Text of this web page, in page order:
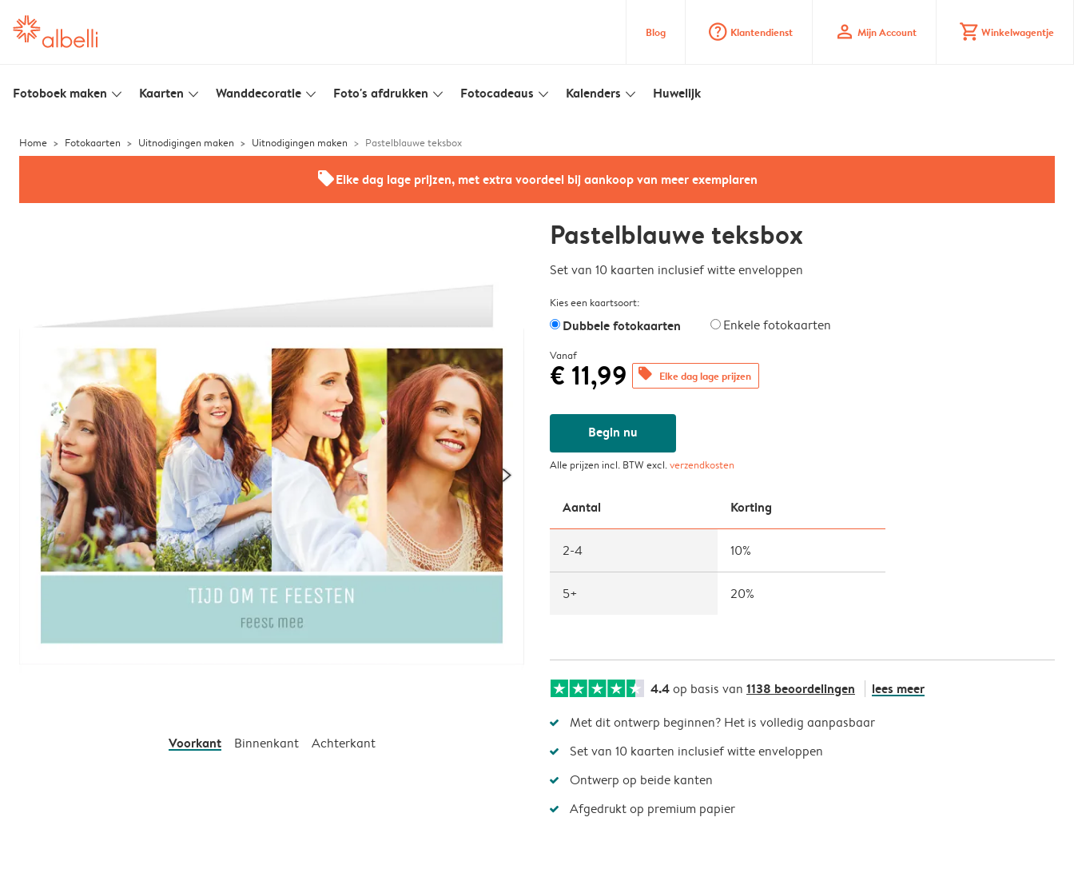
Blog question_mark_circle Klantendienst profile Mijn Account shopping_cart Winkelwagentje
Fotoboek maken slim_arrow_down Kaarten slim_arrow_down Wanddecoratie slim_arrow_down Foto's afdrukken slim_arrow_down Fotocadeaus slim_arrow_down Kalenders slim_arrow_down Huwelijk
Home Fotokaarten Uitnodigingen maken Uitnodigingen maken Pastelblauwe teksbox
offersElke dag lage prijzen, met extra voordeel bij aankoop van meer exemplaren
Voorkant Binnenkant Achterkant
Pastelblauwe teksbox
Set van 10 kaarten inclusief witte enveloppen
Kies een kaartsoort:
Dubbele fotokaarten Enkele fotokaarten
Vanaf
€ 11,99 offers Elke dag lage prijzen
Begin nu
Alle prijzen incl. BTW excl.verzendkosten
Aantal Korting
2-4 10%
5+ 20%
4.4op basis van 1138 beoordelingen lees meer
Met dit ontwerp beginnen? Het is volledig aanpasbaar
Set van 10 kaarten inclusief witte enveloppen
Ontwerp op beide kanten
Afgedrukt op premium papier